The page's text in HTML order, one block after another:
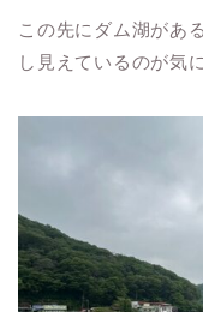
この先にダム湖があ
し見えているのが気